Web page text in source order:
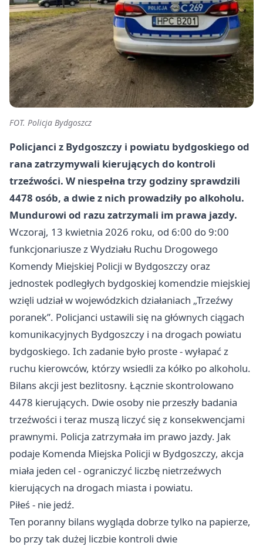
FOT. Policja Bydgoszcz
Policjanci z Bydgoszczy i powiatu bydgoskiego od
rana zatrzymywali kierujących do kontroli
trzeźwości. W niespełna trzy godziny sprawdzili
4478 osób, a dwie z nich prowadziły po alkoholu.
Mundurowi od razu zatrzymali im prawa jazdy.
Wczoraj, 13 kwietnia 2026 roku, od 6:00 do 9:00
funkcjonariusze z Wydziału Ruchu Drogowego
Komendy Miejskiej Policji w Bydgoszczy oraz
jednostek podległych bydgoskiej komendzie miejskiej
wzięli udział w wojewódzkich działaniach „Trzeźwy
poranek”. Policjanci ustawili się na głównych ciągach
komunikacyjnych Bydgoszczy i na drogach powiatu
bydgoskiego. Ich zadanie było proste - wyłapać z
ruchu kierowców, którzy wsiedli za kółko po alkoholu.
Bilans akcji jest bezlitosny. Łącznie skontrolowano
4478 kierujących. Dwie osoby nie przeszły badania
trzeźwości i teraz muszą liczyć się z konsekwencjami
prawnymi. Policja zatrzymała im prawo jazdy. Jak
podaje Komenda Miejska Policji w Bydgoszczy, akcja
miała jeden cel - ograniczyć liczbę nietrzeźwych
kierujących na drogach miasta i powiatu.
Piłeś - nie jedź.
Ten poranny bilans wygląda dobrze tylko na papierze,
bo przy tak dużej liczbie kontroli dwie